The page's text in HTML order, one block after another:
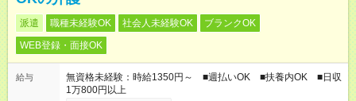
派遣 職種未経験OK 社会人未経験OK
ブランクOK
WEB登録・面接OK
給与
無資格未経験：時給1350円～ ■週払いOK ■扶養内OK ■日収
1万800円以上